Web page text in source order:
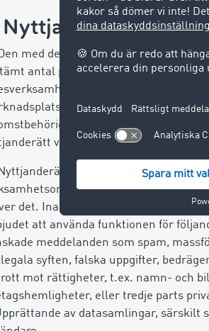
Nyttjanderätt
Den med detta avtal beviljade
antal personliga anslutningar
på den plats som
och är inte överförbar
via användarnamn
vid samma tidpunkt, både i
Nyttjanderätten gäller enbart
Uppgifterna måste
det. Inaktuella eller insamlade
att använda funktionen för
meddelanden som spam,
syften, falska uppgifter,
mot rättigheter, t.ex. namn- och
eller tredje parts
av datasamlingar, särskilt